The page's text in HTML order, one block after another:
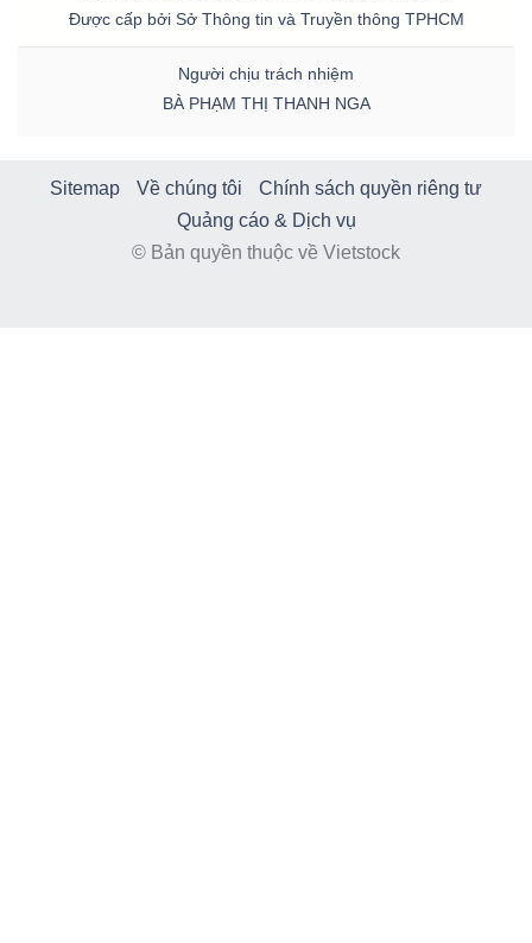
Được cấp bởi Sở Thông tin và Truyền thông TPHCM
Người chịu trách nhiệm
BÀ PHẠM THỊ THANH NGA
Sitemap Về chúng tôi
Chính sách quyền riêng tư
Quảng cáo & Dịch vụ
© Bản quyền thuộc về Vietstock